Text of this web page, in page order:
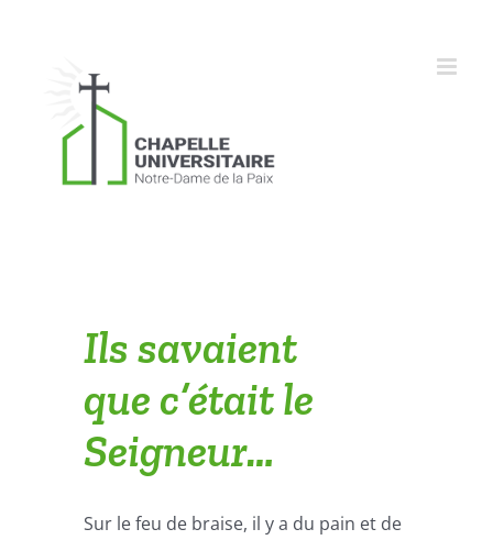
Ils savaient
que c’était le
Seigneur…
Sur le feu de braise, il y a du pain et de